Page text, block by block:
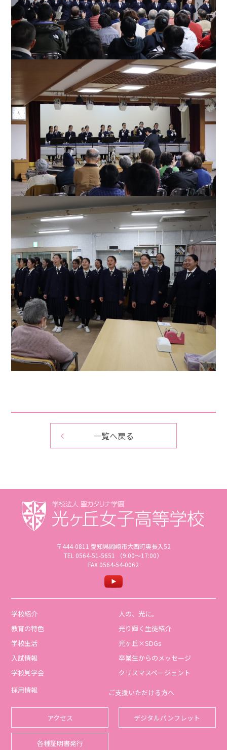
一覧へ戻る
〒444-0811 愛知県岡崎市大西町奥長入52
TEL 0564-51-5651 （9:00〜17:00）
FAX 0564-54-0062
学校紹介
教育の特色
学校生活
入試情報
学校見学会
人の、光に。
光り輝く生徒紹介
光ヶ丘×SDGs
卒業生からのメッセージ
クリスマスページェント
採用情報
ご支援いただける方へ
アクセス デジタルパンフレット
各種証明書発行